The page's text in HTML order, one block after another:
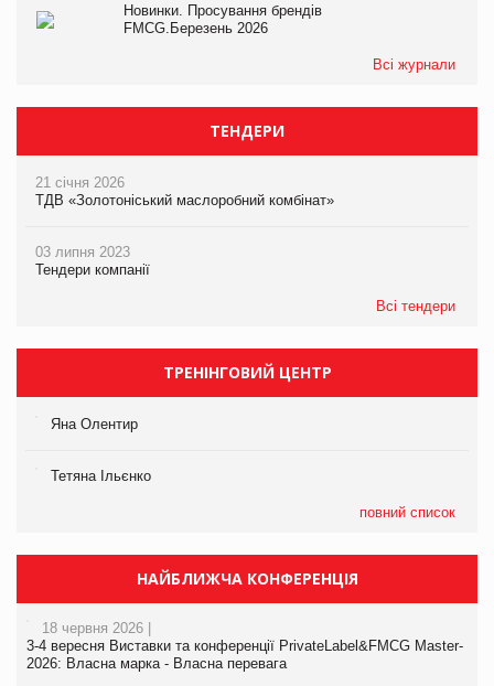
Новинки. Просування брендів
FMCG.Березень 2026
Всі журнали
ТЕНДЕРИ
21 січня 2026
ТДВ «Золотоніський маслоробний комбінат»
03 липня 2023
Тендери компанії
Всі тендери
ТРЕНІНГОВИЙ ЦЕНТР
Яна Олентир
Тетяна Ільєнко
повний список
НАЙБЛИЖЧА КОНФЕРЕНЦІЯ
18 червня 2026 |
3-4 вересня Виставки та конференції PrivateLabel&FMCG Master-
2026: Власна марка - Власна перевага